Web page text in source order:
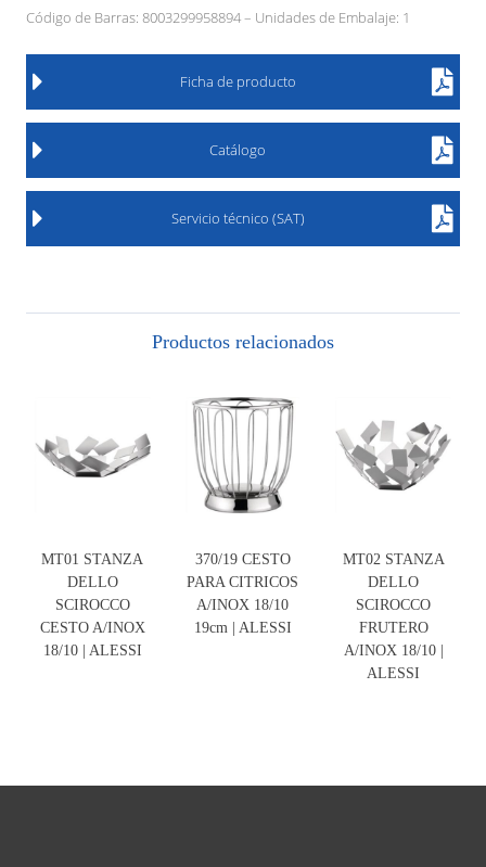
Código de Barras: 8003299958894 – Unidades de Embalaje: 1
Ficha de producto
Catálogo
Servicio técnico (SAT)
Productos relacionados
MT01 STANZA
DELLO
SCIROCCO
CESTO A/INOX
18/10 | ALESSI
370/19 CESTO
PARA CITRICOS
A/INOX 18/10
19cm | ALESSI
MT02 STANZA
DELLO
SCIROCCO
FRUTERO
A/INOX 18/10 |
ALESSI